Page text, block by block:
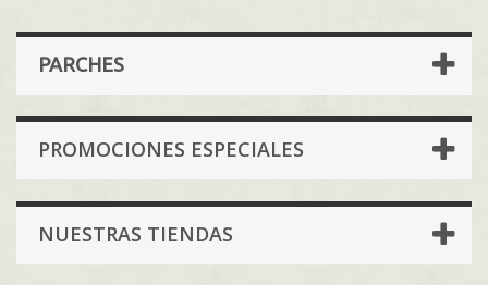
PARCHES
PROMOCIONES ESPECIALES
NUESTRAS TIENDAS